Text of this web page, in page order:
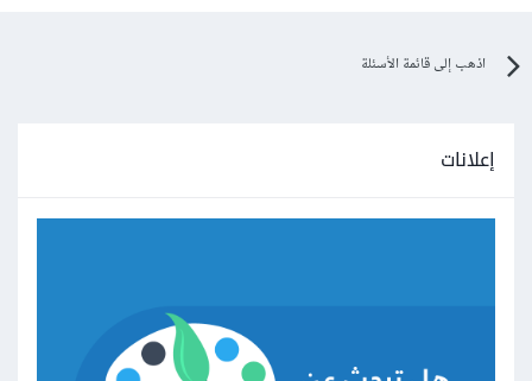
اذهب إلى قائمة الأسئلة
إعلانات